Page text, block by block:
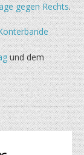
gegen Rechts.
und dem